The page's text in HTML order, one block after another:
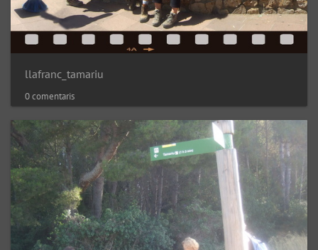
llafranc_tamariu
0 comentaris